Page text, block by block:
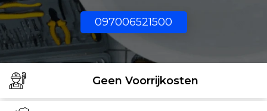
097006521500
Geen Voorrijkosten